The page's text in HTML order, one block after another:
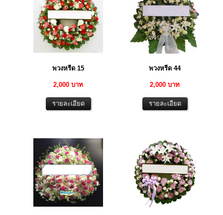
พวงหรีด 15
2,000 บาท
พวงหรีด 44
2,000 บาท